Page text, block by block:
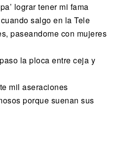
lograr tener mi fama
salgo en la Tele
paseandome con mujeres
la ploca entre ceja y
mil aseraciones
porque suenan sus